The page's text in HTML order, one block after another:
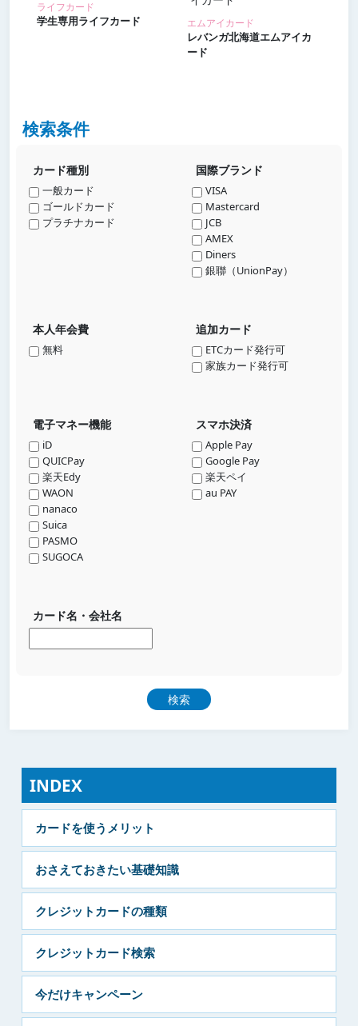
ライフカード
学生専用ライフカード エムアイカード
レバンガ北海道エムアイカ
ード
検索条件
カード種別
一般カード
ゴールドカード
プラチナカード
国際ブランド
VISA
Mastercard
JCB
AMEX
Diners
銀聯（UnionPay）
本人年会費
無料
追加カード
ETCカード発行可
家族カード発行可
電子マネー機能
iD
QUICPay
楽天Edy
WAON
nanaco
Suica
PASMO
SUGOCA
スマホ決済
Apple Pay
Google Pay
楽天ペイ
au PAY
カード名・会社名
INDEX
カードを使うメリット
おさえておきたい基礎知識
クレジットカードの種類
クレジットカード検索
今だけキャンペーン